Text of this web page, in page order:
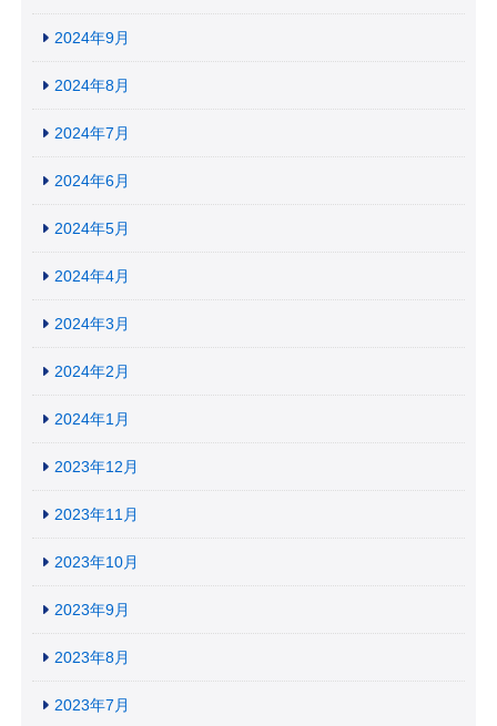
2024年9月
2024年8月
2024年7月
2024年6月
2024年5月
2024年4月
2024年3月
2024年2月
2024年1月
2023年12月
2023年11月
2023年10月
2023年9月
2023年8月
2023年7月